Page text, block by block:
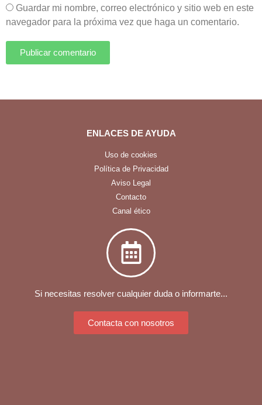
Guardar mi nombre, correo electrónico y sitio web en este
navegador para la próxima vez que haga un comentario.
Publicar comentario
ENLACES DE AYUDA
Uso de cookies
Política de Privacidad
Aviso Legal
Contacto
Canal ético
Si necesitas resolver cualquier duda o informarte...
Contacta con nosotros